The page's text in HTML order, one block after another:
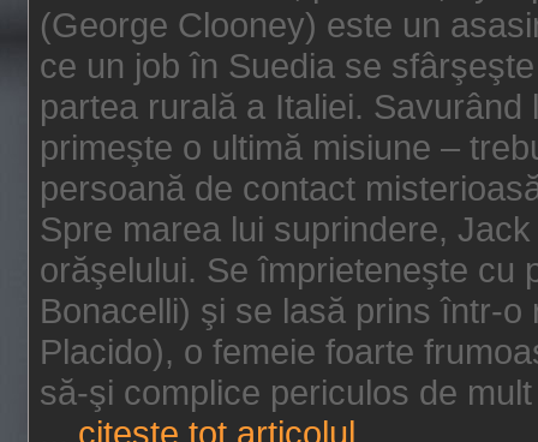
(George Clooney) este un
ce un job în Suedia se
partea rurală a Italiei.
primeşte o ultimă misiune –
persoană de contact
Spre marea lui suprindere,
orăşelului. Se împrieteneşte cu
Bonacelli) şi se lasă prins într-
Placido), o femeie foarte
să-şi complice periculos de
... citeste tot articolul